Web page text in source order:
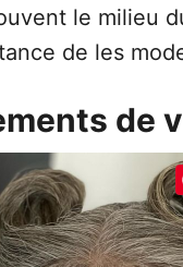
le milieu
de les
de